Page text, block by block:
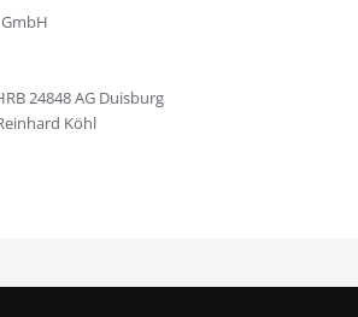
GmbH
24848 AG Duisburg
Köhl